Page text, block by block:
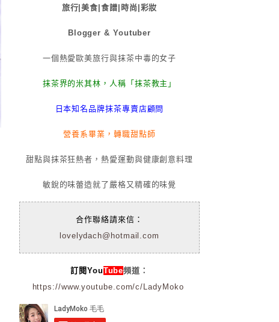
旅行|美食|食譜|時尚|彩妝
Blogger & Youtuber
一個熱愛歐美旅行與抹茶中毒的女子
抹茶界的米其林，人稱「抹茶教主」
日本知名品牌抹茶專賣店顧問
營養系畢業，轉職甜點師
甜點與抹茶狂熱者，熱愛運動與健康創意料理
敏銳的味蕾造就了嚴格又精確的味覺
合作聯絡請來信：
lovelydach@hotmail.com
訂閱YouTube頻道：
https://www.youtube.com/c/LadyMoko